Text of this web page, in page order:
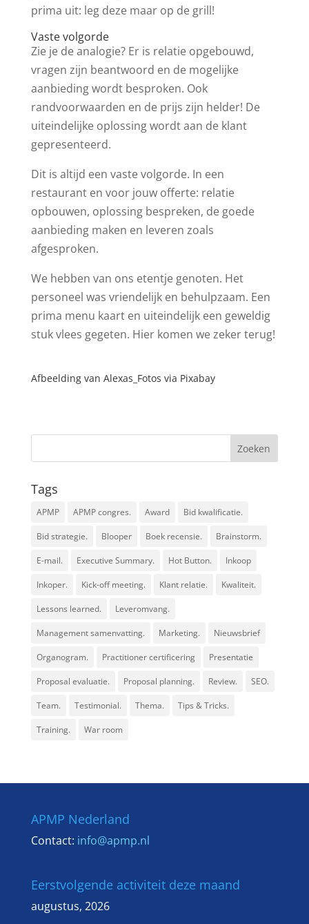
prima uit: leg deze maar op de grill!
Vaste volgorde
Zie je de analogie? Er is relatie opgebouwd,
vragen zijn beantwoord en de mogelijke
aanbieding wordt besproken. Ook
randvoorwaarden en de prijs zijn helder! De
uiteindelijke oplossing wordt aan de klant
gepresenteerd.
Dit is altijd een vaste volgorde. In een
restaurant en voor jouw offerte: relatie
opbouwen, oplossing bespreken, de goede
aanbieding maken en leveren zoals
afgesproken.
We hebben van ons etentje genoten. Het
personeel was vriendelijk en behulpzaam. Een
prima menu kaart en uiteindelijk een geweldig
stuk vlees gegeten. Hier komen we zeker terug!
Afbeelding van Alexas_Fotos via Pixabay
Tags
APMP APMP congres. Award Bid kwalificatie.
Bid strategie. Blooper Boek recensie. Brainstorm.
E-mail. Executive Summary. Hot Button. Inkoop
Inkoper. Kick-off meeting. Klant relatie. Kwaliteit.
Lessons learned. Leveromvang.
Management samenvatting. Marketing. Nieuwsbrief
Organogram. Practitioner certificering Presentatie
Proposal evaluatie. Proposal planning. Review. SEO.
Team. Testimonial. Thema. Tips & Tricks.
Training. War room
APMP Nederland
Contact: info@apmp.nl
Eerstvolgende activiteit deze maand
augustus, 2026